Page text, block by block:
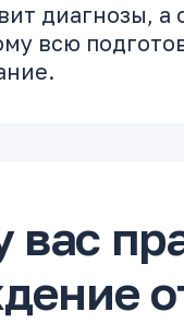
диагнозы,
всю
вас